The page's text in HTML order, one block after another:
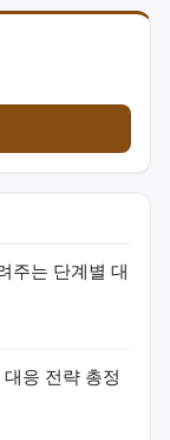
주는 단계별 대
응 전략 총정